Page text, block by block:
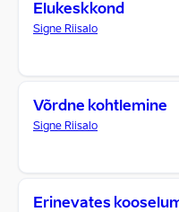
Elukeskkond
Signe Riisalo
Võrdne kohtlemine
Signe Riisalo
Erinevates